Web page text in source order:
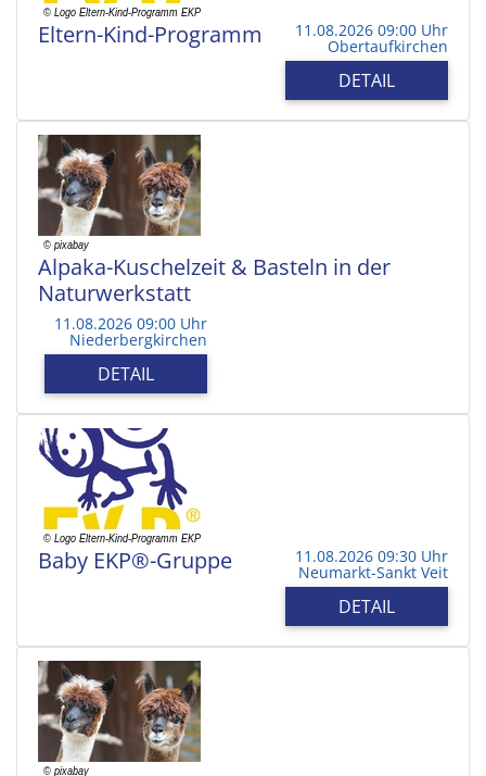
Eltern-Kind-Programm 11.08.2026 09:00 Uhr
Obertaufkirchen
DETAIL
Alpaka-Kuschelzeit & Basteln in der
Naturwerkstatt
11.08.2026 09:00 Uhr
Niederbergkirchen
DETAIL
Baby EKP®-Gruppe 11.08.2026 09:30 Uhr
Neumarkt-Sankt Veit
DETAIL